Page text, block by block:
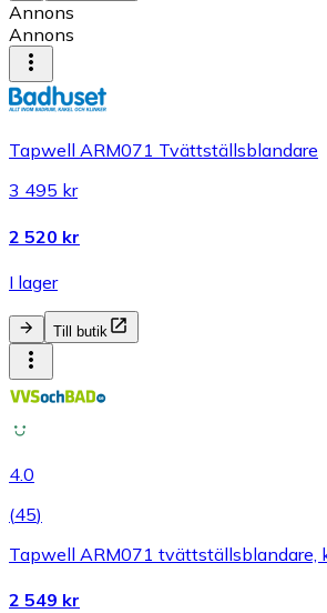
Annons
Annons
Tapwell ARM071 Tvättställsblandare
3 495 kr
2 520 kr
I lager
Till butik
4.0
(45)
Tapwell ARM071 tvättställsblandare,
2 549 kr